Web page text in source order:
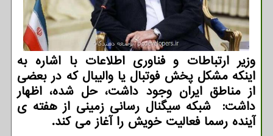
وزیر ارتباطات و فناوری اطلاعات با اشاره به
اینکه مشکل پخش فوتبال یا والیبال که در بعضی
از مناطق ایران وجود داشت، حل شده، اظهار
داشت: شبکه سیگنال رسانی زمینی از هفته ی
آینده رسما فعالیت خویش را آغاز می کند.